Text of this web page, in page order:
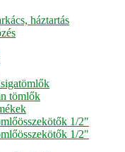
háztartás
tömlők
1/2"
1/2"